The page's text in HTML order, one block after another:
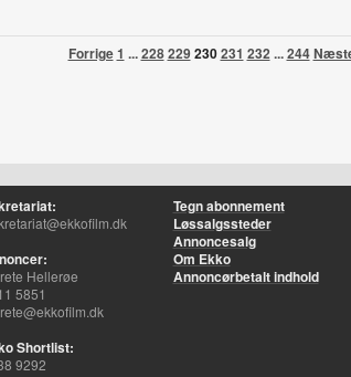
Forrige1 ...228229230231 232 ...244
Hellerøe
5851
Shortlist:
9292
Tegn abonnement
Løssalgssteder
Annoncesalg
Om Ekko
Annoncørbetalt indhold